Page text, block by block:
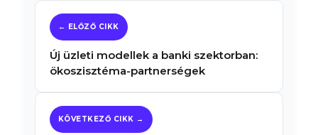
Új üzleti modellek a banki szektorban:
ökoszisztéma-partnerségek